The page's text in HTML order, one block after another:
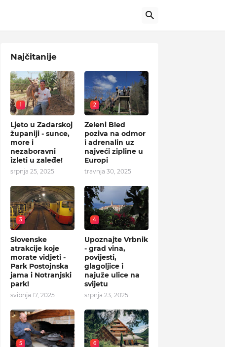
Najčitanije
1
Ljeto u Zadarskoj
županiji - sunce,
more i
nezaboravni
izleti u zaleđe!
srpnja 25, 2025
2
Zeleni Bled
poziva na odmor
i adrenalin uz
najveći zipline u
Europi
travnja 30, 2025
3
Slovenske
atrakcije koje
morate vidjeti -
Park Postojnska
jama i Notranjski
park!
svibnja 17, 2025
4
Upoznajte Vrbnik
- grad vina,
povijesti,
glagoljice i
najuže ulice na
svijetu
srpnja 23, 2025
5 6